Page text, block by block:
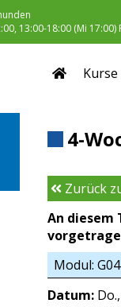
13:00-18:00 (Mi 17:00)
Kurse
4-
Zurück
An diesem
Modul:
Datum: